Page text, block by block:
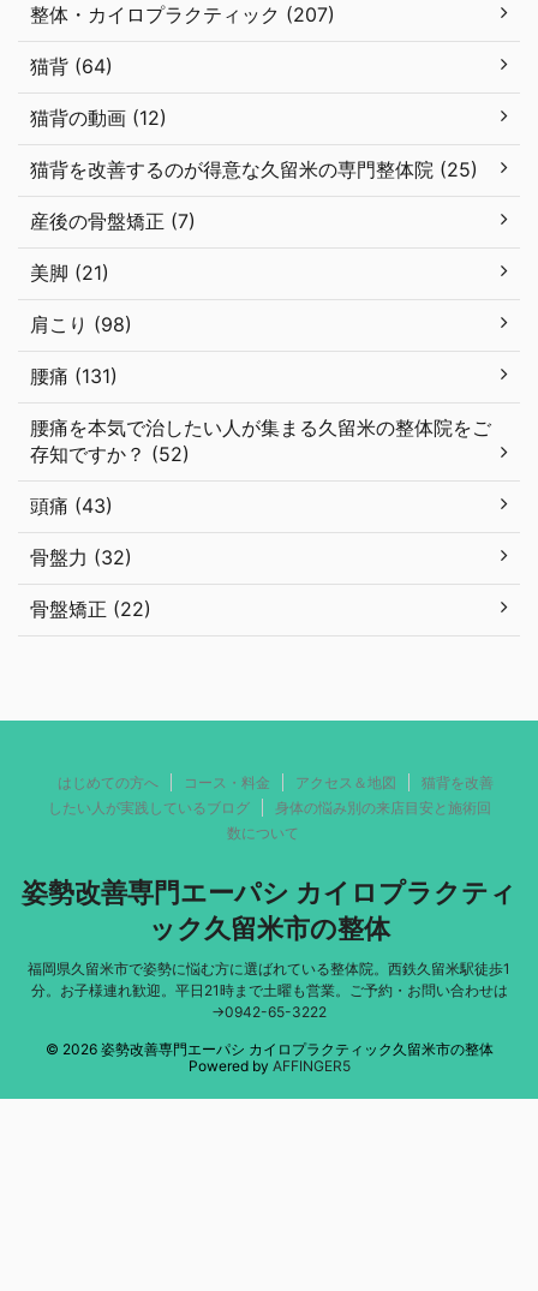
整体・カイロプラクティック (207)
猫背 (64)
猫背の動画 (12)
猫背を改善するのが得意な久留米の専門整体院 (25)
産後の骨盤矯正 (7)
美脚 (21)
肩こり (98)
腰痛 (131)
腰痛を本気で治したい人が集まる久留米の整体院をご
存知ですか？ (52)
頭痛 (43)
骨盤力 (32)
骨盤矯正 (22)
はじめての方へ コース・料金 アクセス＆地図
猫背を改善
したい人が実践しているブログ
身体の悩み別の来店目安と施術回
数について
姿勢改善専門エーパシ カイロプラクティ
ック久留米市の整体
福岡県久留米市で姿勢に悩む方に選ばれている整体院。西鉄久留米駅徒歩1
分。お子様連れ歓迎。平日21時まで土曜も営業。ご予約・お問い合わせは
→0942-65-3222
© 2026 姿勢改善専門エーパシ カイロプラクティック久留米市の整体
Powered by AFFINGER5